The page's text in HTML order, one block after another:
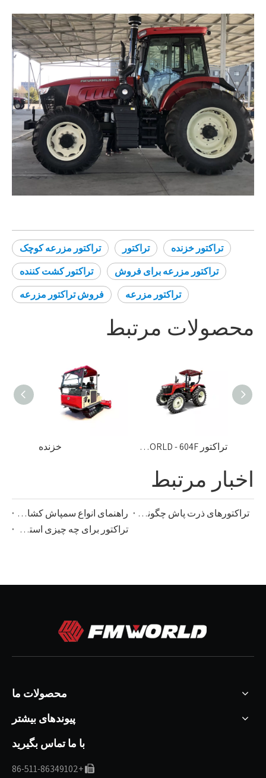
تراکتور مزرعه کوچک تراکتور
تراکتور خزنده
تراکتور کشت کننده
تراکتور مزرعه برای فروش
فروش تراکتور مزرعه
تراکتور مزرعه
محصولات مرتبط
خزنده تراکتور FMWORLD - 604F
اخبار مرتبط
راهنمای انواع سمپاش کشاورزی برای کشاورزی مدرن
تراکتورهای ذرت پاش چگونه کار می کنند
تراکتور برای چه چیزی استفاده می شود؟
محصولات ما
پیوندهای بیشتر
با ما تماس بگیرید

+86-511-86349102